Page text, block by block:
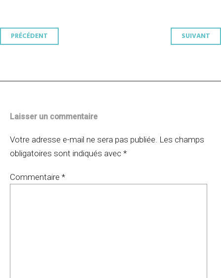
Navigation
PRÉCÉDENT SUIVANT
Laisser un commentaire
Votre adresse e-mail ne sera pas publiée. Les champs
obligatoires sont indiqués avec *
Commentaire *